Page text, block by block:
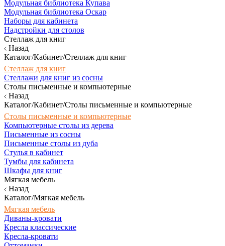
Модульная библиотека Купава
Модульная библиотека Оскар
Наборы для кабинета
Надстройки для столов
Стеллаж для книг
Назад
Каталог/Кабинет/Стеллаж для книг
Стеллаж для книг
Стеллажи для книг из сосны
Столы письменные и компьютерные
Назад
Каталог/Кабинет/Столы письменные и компьютерные
Столы письменные и компьютерные
Компьютерные столы из дерева
Письменные из сосны
Письменные столы из дуба
Стулья в кабинет
Тумбы для кабинета
Шкафы для книг
Мягкая мебель
Назад
Каталог/Мягкая мебель
Мягкая мебель
Диваны-кровати
Кресла классические
Кресла-кровати